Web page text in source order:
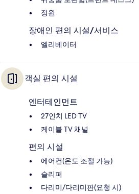
정원
장애인 편의 시설/서비스
엘리베이터
객실 편의 시설
엔터테인먼트
27인치 LED TV
케이블 TV 채널
편의 시설
에어컨(온도 조절 가능)
슬리퍼
다리미/다리미판(요청 시)